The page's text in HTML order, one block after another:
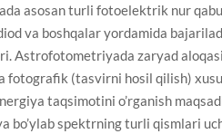
asosan turli fotoelektrik nur
va boshqalar yordamida
Astrofotometriyada zaryad
fotografik (tasvirni hosil qilish)
taqsimotini o’rganish
bo’ylab spektrning turli qismlari